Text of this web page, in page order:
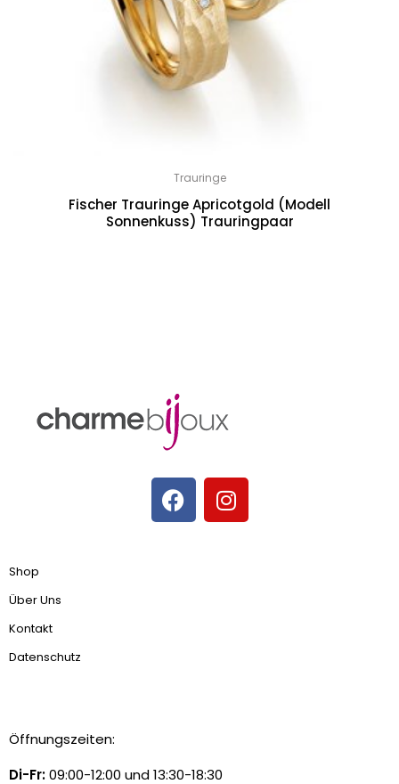
Trauringe
Fischer Trauringe Apricotgold (Modell
Sonnenkuss) Trauringpaar
Shop
Über Uns
Kontakt
Datenschutz
Öffnungszeiten:
Di-Fr:09:00-12:00 und 13:30-18:30